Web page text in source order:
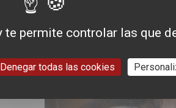
te permite controlar las que
Denegar todas las cookies